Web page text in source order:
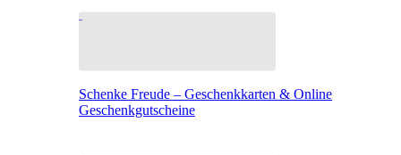
Schenke Freude – Geschenkkarten & Online
Geschenkgutscheine